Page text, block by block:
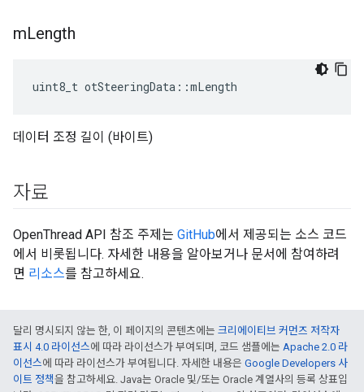
mLength
uint8_t otSteeringData ::mLength
데이터 조정 길이 (바이트)
자료
OpenThread API 참조 주제는 GitHub에서 제공되는 소스 코드
에서 비롯됩니다. 자세한 내용을 알아보거나 문서에 참여하려
면 리소스를 참고하세요.
달리 명시되지 않는 한, 이 페이지의 콘텐츠에는 크리에이티브 커먼즈 저작자
표시 4.0 라이선스에 따라 라이선스가 부여되며, 코드 샘플에는 Apache 2.0 라
이선스에 따라 라이선스가 부여됩니다. 자세한 내용은 Google Developers 사
이트 정책을 참고하세요. Java는 Oracle 및/또는 Oracle 계열사의 등록 상표입